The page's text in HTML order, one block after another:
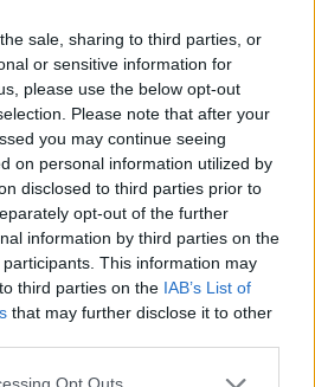
sale, sharing to third parties, or
or sensitive information for
please use the below opt-out
Please note that after your
you may continue seeing
on personal information utilized by
disclosed to third parties prior to
opt-out of the further
information by third parties on the
participants. This information may
third parties on the IAB’s List of
that may further disclose it to other
app uses one or more Google
Ο Γιάννης Αγραβάνης στον
Βίκο Ιωαννίνων
Με «προίκα» 2 δισ. ευρώ
έως 5 δισ. σε μικρομεσαίες